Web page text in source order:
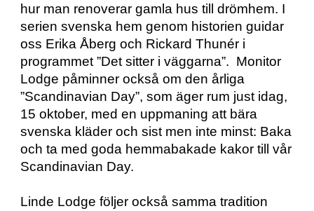
hur man renoverar gamla hus till drömhem. I
serien svenska hem genom historien guidar
oss Erika Åberg och Rickard Thunér i
programmet ”Det sitter i väggarna”.  Monitor
Lodge påminner också om den årliga
”Scandinavian Day”, som äger rum just idag,
15 oktober, med en uppmaning att bära
svenska kläder och sist men inte minst: Baka
och ta med goda hemmabakade kakor till vår
Scandinavian Day.
Linde Lodge följer också samma tradition